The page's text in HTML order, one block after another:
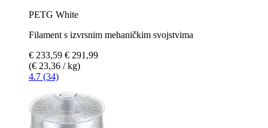
PETG White
Filament s izvrsnim mehaničkim svojstvima
€ 233,59 € 291,99
(€ 23,36 / kg)
4.7 (34)